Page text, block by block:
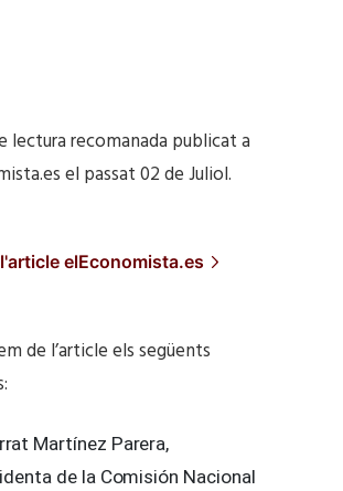
lectura recomanada publicat a
el passat 02 de Juliol.
elEconomista.es
de l’article els següents
Martínez Parera,
de la Comisión Nacional